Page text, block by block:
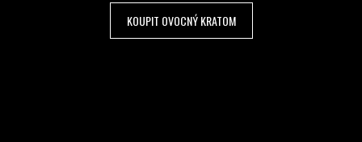
KOUPIT OVOCNÝ KRATOM